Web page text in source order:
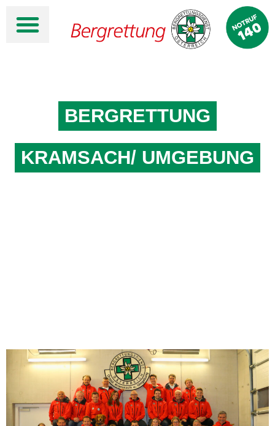
BERGRETTUNG
KRAMSACH/ UMGEBUNG